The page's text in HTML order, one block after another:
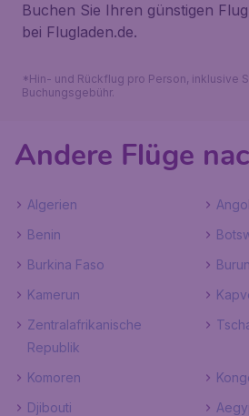
Buchen Sie Ihren günstigen
bei Flugladen.de.
*Hin- und Rückflug pro Person, inklusive
Buchungsgebühr.
Andere Flüge
Algerien
Benin
Burkina Faso
Kamerun
Zentralafrikanische
Republik
Komoren
Djibouti